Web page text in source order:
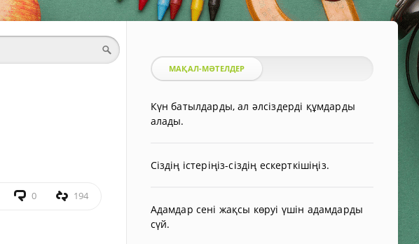
0 194
МАҚАЛ-МӘТЕЛДЕР
Күн батылдарды, ал әлсіздерді құмдарды
алады.
Сіздің істеріңіз-сіздің ескерткішіңіз.
Адамдар сені жақсы көруі үшін адамдарды
сүй.